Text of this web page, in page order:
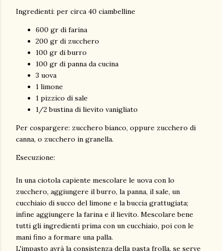
Ingredienti: per circa 40 ciambelline
600 gr di farina
200 gr di zucchero
100 gr di burro
100 gr di panna da cucina
3 uova
1 limone
1 pizzico di sale
1/2 bustina di lievito vanigliato
Per cospargere: zucchero bianco, oppure zucchero di
canna, o zucchero in granella.
Esecuzione:
In una ciotola capiente mescolare le uova con lo
zucchero, aggiungere il burro, la panna, il sale, un
cucchiaio di succo del limone e la buccia grattugiata;
infine aggiungere la farina e il lievito. Mescolare bene
tutti gli ingredienti prima con un cucchiaio, poi con le
mani fino a formare una palla.
L'impasto avrà la consistenza della pasta frolla, se serve